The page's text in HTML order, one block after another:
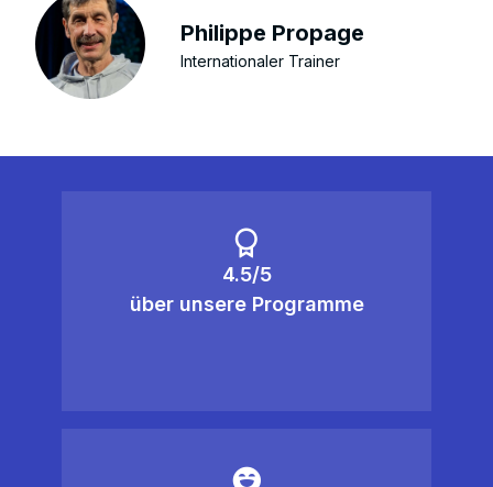
Philippe Propage
Internationaler Trainer
4.5/5
über unsere Programme